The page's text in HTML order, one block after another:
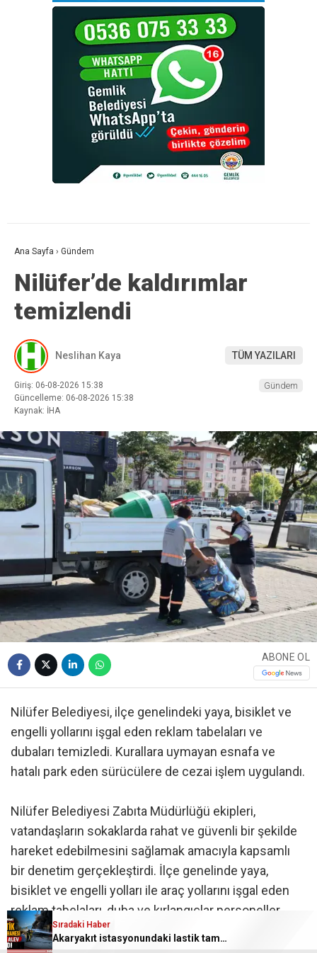
Ana Sayfa › Gündem
Nilüfer’de kaldırımlar
temizlendi
Neslihan Kaya TÜM YAZILARI
Giriş: 06-08-2026 15:38
Güncelleme: 06-08-2026 15:38
Kaynak: İHA
Gündem
ABONE OL
Nilüfer Belediyesi, ilçe genelindeki yaya, bisiklet ve
engelli yollarını işgal eden reklam tabelaları ve
dubaları temizledi. Kurallara uymayan esnafa ve
hatalı park eden sürücülere de cezai işlem uygulandı.
Nilüfer Belediyesi Zabıta Müdürlüğü ekipleri,
vatandaşların sokaklarda rahat ve güvenli bir şekilde
hareket edebilmesini sağlamak amacıyla kapsamlı
bir denetim gerçekleştirdi. İlçe genelinde yaya,
bisiklet ve engelli yolları ile araç yollarını işgal eden
reklam tabelaları, duba ve kırlangıçlar personeller
tarafından toplandı.
Sıradaki Haber
Akaryakıt istasyonundaki lastik tamirhanesi alev alev yandı